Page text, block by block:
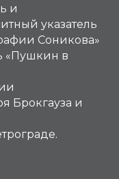
и
указатель
Соникова»
«Пушкин в
Брокгауза и